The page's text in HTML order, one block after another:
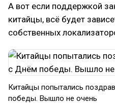
А вот если поддержкой
китайцы, всё будет
собственных
Китайцы попытались
победы. Вышло не очень